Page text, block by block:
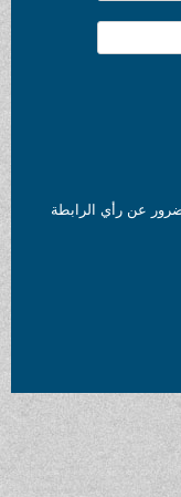
عن رأي الرابطة